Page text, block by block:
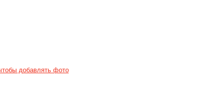
добавлять фото